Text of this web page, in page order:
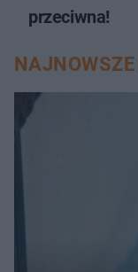
przeciwna!